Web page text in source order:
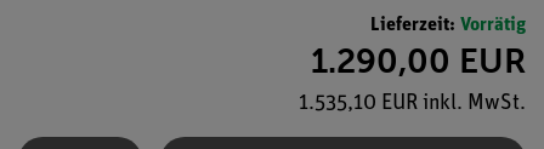
Lieferzeit: Vorrätig
1.290,00 EUR
1.535,10 EUR inkl. MwSt.